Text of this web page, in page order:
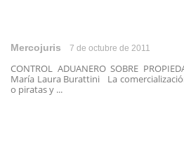
Mercojuris 7 de octubre de 2011
CONTROL ADUANERO SOBRE
María Laura Burattini La
o piratas y ...